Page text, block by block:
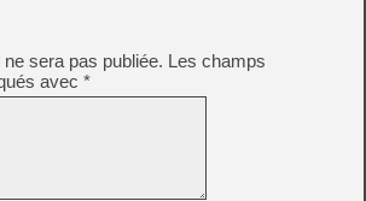
sera pas publiée. Les champs
avec *